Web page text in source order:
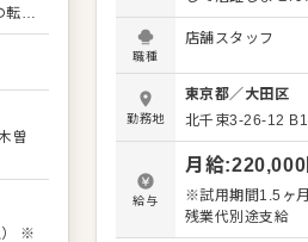
転職
い。
タ
ョ
成
、
パ
長ス
曽
） ※
でも、丁寧なフ
入社後は、ホール
を経て、「湯切
す。お客様の「う
ナルを目指しまし
や店舗運営の補
SV、海外店舗の
スもご用意しています。 ＜おす
「湯切り」で一人
職種
店舗スタッフ
勤務地
東京都／ 大田区
北千束3-26-12
給与
月給:220,000
※試用期間1.5ヶ
残業代別途支給